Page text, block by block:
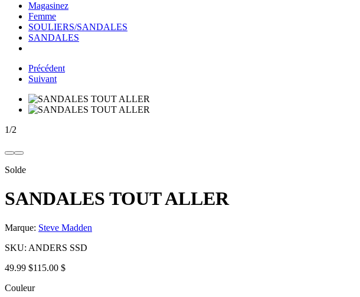
Magasinez
Femme
SOULIERS/SANDALES
SANDALES
Précédent
Suivant
1/2
Solde
SANDALES TOUT ALLER
Marque: Steve Madden
SKU: ANDERS SSD
49.99 $115.00 $
Couleur